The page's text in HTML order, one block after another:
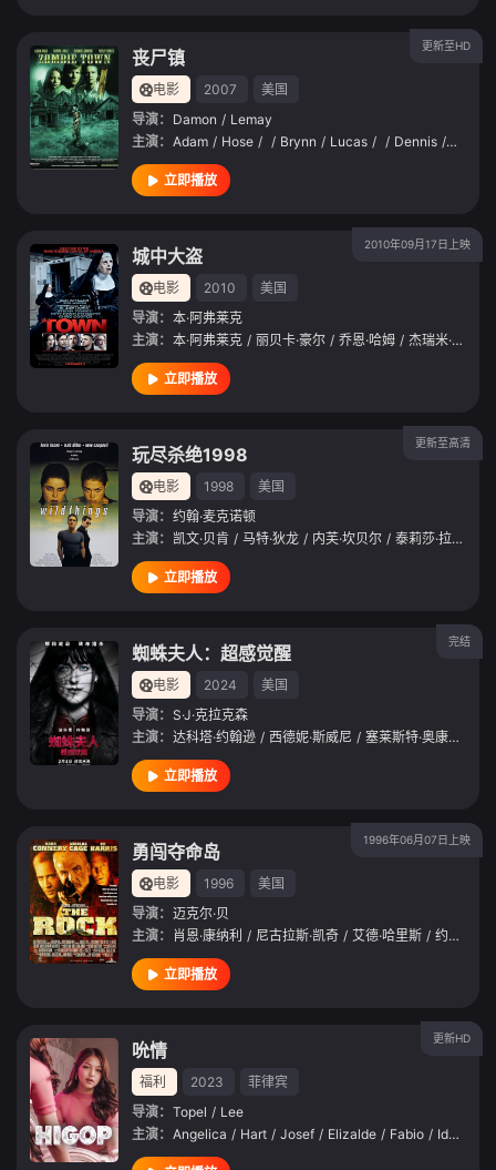
更新至HD
丧尸镇
电影 2007
美国
导演： Damon / Lemay
主演： Adam / Hose / / Brynn / Lucas / / Dennis /
立即播放
2010年09月17日上映
城中大盗
电影 2010
美国
导演： 本·阿弗莱克
主演： 本·阿弗莱克 / 丽贝卡·豪尔 / 乔恩·哈姆 / 杰瑞米·雷纳
立即播放
更新至高清
玩尽杀绝1998
电影 1998
美国
导演： 约翰·麦克诺顿
主演： 凯文·贝肯 / 马特·狄龙 / 内芙·坎贝尔 / 泰莉莎·拉塞尔
立即播放
完结
蜘蛛夫人：超感觉醒
电影 2024
美国
导演： S·J·克拉克森
主演： 达科塔·约翰逊 / 西德妮·斯威尼 / 塞莱斯特·奥康纳
立即播放
1996年06月07日上映
勇闯夺命岛
电影 1996
美国
导演： 迈克尔·贝
主演：
肖恩·康纳利 / 尼古拉斯·凯奇 / 艾德·哈里斯 / 约翰·斯宾塞
立即播放
更新HD
吮情
福利 2023
菲律宾
导演： Topel / Lee
主演： Angelica / Hart / Josef / Elizalde / Fabio / Ide